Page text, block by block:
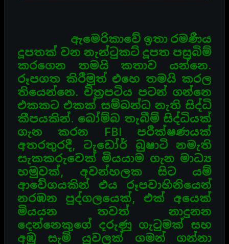
ඇමෙරිකාවේ ඉතා රමණීය
දූපතක් වන නැන්ටුකට් දූපත පසුබිම්
කරගෙන තමයි කතාව යන්නෙ.
රූපගත කිරීමුත් එහෙ තමයි කරල
තියෙන්නෙ. චිත්‍රපටිය පටන් ගන්නෙ
එකකට එකක් සම්බන්ධ නැති සිද්ධි
කීපයකින්. බෝම්බ තැබීම් සිද්ධියක්
ගැන කරන FBI පරීක්ෂණයක්
අතරතුරදී, ටැඩෝර් බුෂාටි නමැති
සැකකරුවෙක් මියයාම ගැන මාධ්‍ය
හමුවක්, අවන්හලක සිට යම්
ආවේගයකින් එය රූපවාහිනියෙන්
නරඹන පුද්ගලයෙක්, එක් අයෙක්
මියයන තවත් නාදුනන
දෙන්නෙකුගේ දරුණු ගැටුමක් සහ
අඹු සැමි යුවලක් ගමන් ගන්නා